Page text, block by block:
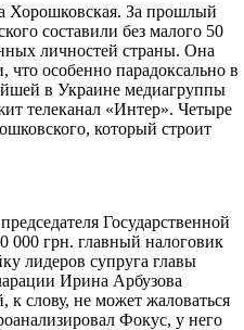
Хорошковская. За прошлый
составили без малого 50
личностей страны. Она
что особенно парадоксально в
в Украине медиагруппы
телеканал «Интер». Четыре
который строит
Государственной
000 грн. главный налоговик
лидеров супруга главы
Ирина Арбузова
к слову, не может жаловаться
Фокус, у него